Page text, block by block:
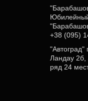
+38 (095)
"Автоград"
Ландау 2б,
ряд 24